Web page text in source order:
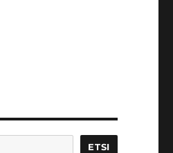
ETSI